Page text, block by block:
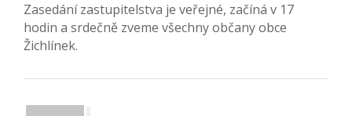
Zasedání zastupitelstva je veřejné, začíná v 17
hodin a srdečně zveme všechny občany obce
Žichlínek.